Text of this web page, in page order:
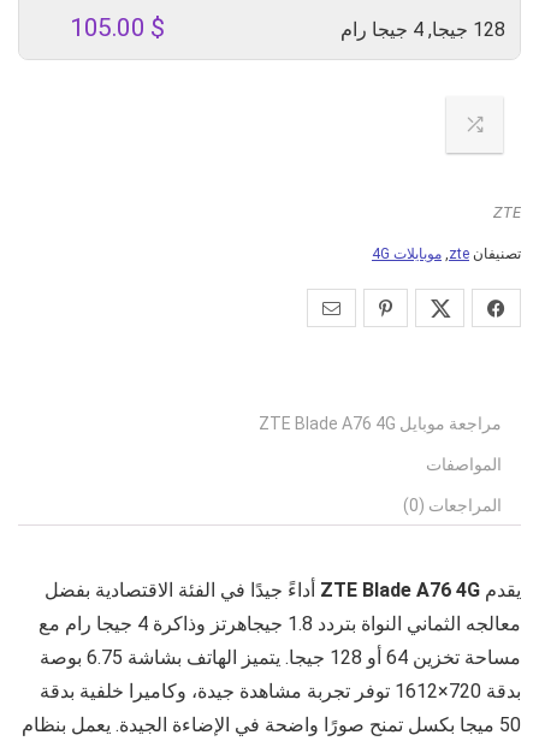
128 جيجا, 4 جيجا رام $
105.00
ZTE
تصنيفان zte
, موبايلات 4G
مراجعة موبايل ZTE Blade A76 4G
المواصفات
المراجعات (0)
يقدم ZTE Blade A76 4G أداءً جيدًا في الفئة الاقتصادية بفضل
معالجه الثماني النواة بتردد 1.8 جيجاهرتز وذاكرة 4 جيجا رام مع
مساحة تخزين 64 أو 128 جيجا. يتميز الهاتف بشاشة 6.75 بوصة
بدقة 720×1612 توفر تجربة مشاهدة جيدة، وكاميرا خلفية بدقة
50 ميجا بكسل تمنح صورًا واضحة في الإضاءة الجيدة. يعمل بنظام